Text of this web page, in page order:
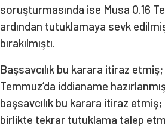
soruşturmasında ise Musa O.16
ardından tutuklamaya sevk
bırakılmıştı.
Başsavcılık bu karara itiraz
Temmuz’da iddianame
başsavcılık bu karara itiraz
birlikte tekrar tutuklama talep